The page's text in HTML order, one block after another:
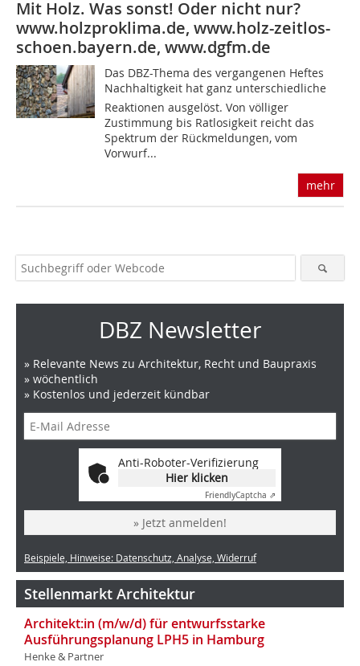
Mit Holz. Was sonst! Oder nicht nur?
www.holzproklima.de, www.holz-zeitlos-
schoen.bayern.de, www.dgfm.de
Das DBZ-Thema des vergangenen Heftes
Nachhaltigkeit hat ganz unterschiedliche
Reaktionen ausgelöst. Von völliger
Zustimmung bis Ratlosigkeit reicht das
Spektrum der Rückmeldungen, vom
Vorwurf...
mehr
DBZ Newsletter
» Relevante News zu Architektur, Recht und Baupraxis
» wöchentlich
» Kostenlos und jederzeit kündbar
Anti-Roboter-Verifizierung
Hier klicken
FriendlyCaptcha ⇗
» Jetzt anmelden!
Beispiele, Hinweise: Datenschutz, Analyse, Widerruf
Stellenmarkt Architektur
Architekt:in (m/w/d) für entwurfsstarke
Ausführungsplanung LPH5 in Hamburg
Henke & Partner